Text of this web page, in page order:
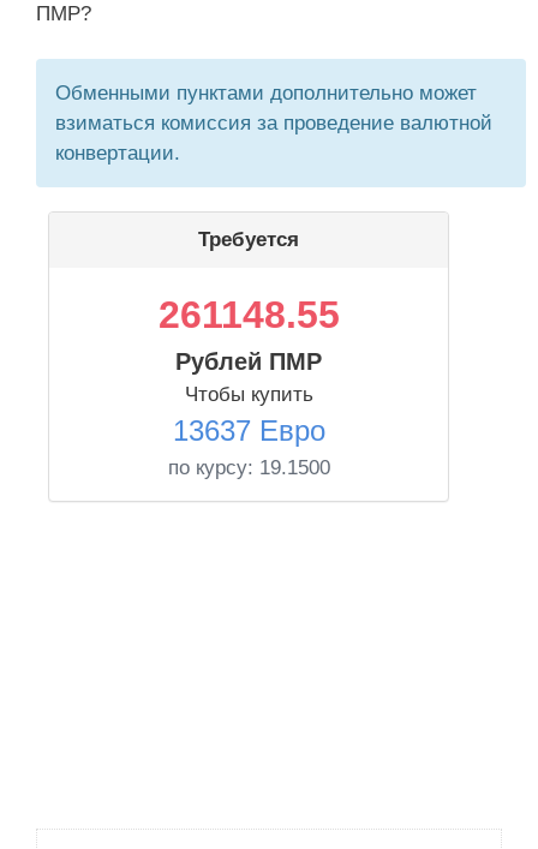
ПМР?
Обменными пунктами дополнительно может
взиматься комиссия за проведение валютной
конвертации.
Требуется
261148.55
Рублей ПМР
Чтобы купить
13637 Евро
по курсу: 19.1500